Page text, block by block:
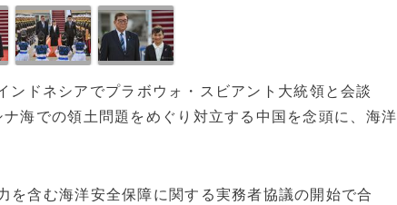
ンドネシアでプラボウォ・スビアント大統領と会談
海での領土問題をめぐり対立する中国を念頭に、海洋
を含む海洋安全保障に関する実務者協議の開始で合